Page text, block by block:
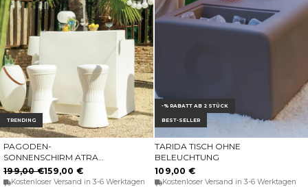
TRENDING
IN DEN WARENKORB
PAGODEN-
SONNENSCHIRM ATRANI,
Ø 250 CM
199,00 €159,00 €
Kostenloser Versand in 3-6 Werktagen
-% RABATT AB 2 STÜCK
BEST-SELLER
OPTIONEN WÄHLEN
TARIDA TISCH OHNE
BELEUCHTUNG
109,00 €
Kostenloser Versand in 3-6 Werktagen